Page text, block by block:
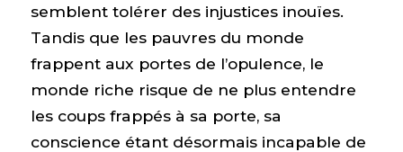
semblent tolérer des injustices inouïes.
Tandis que les pauvres du monde
frappent aux portes de l’opulence, le
monde riche risque de ne plus entendre
les coups frappés à sa porte, sa
conscience étant désormais incapable de